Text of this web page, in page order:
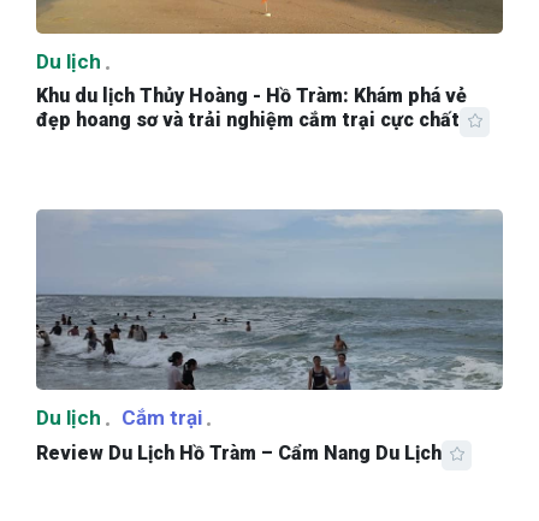
Du lịch
Khu du lịch Thủy Hoàng - Hồ Tràm: Khám phá vẻ
đẹp hoang sơ và trải nghiệm cắm trại cực chất
Du lịch Cắm trại
Review Du Lịch Hồ Tràm – Cẩm Nang Du Lịch